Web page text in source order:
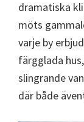
dramatiska
möts
varje by
färgglada
slingrande
där både